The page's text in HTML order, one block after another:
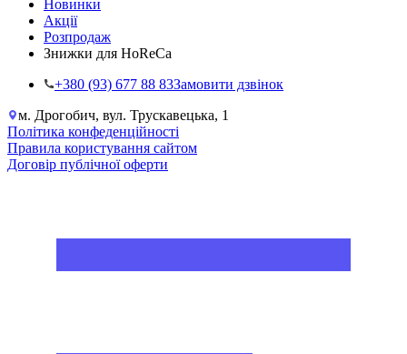
Новинки
Акції
Розпродаж
Знижки для HoReCa
+38‎0 (93) 677 88 83Замовити дзвінок
м. Дрогобич, вул. Трускавецька, 1
Політика конфеденційності
Правила користування сайтом
Договір публічної оферти